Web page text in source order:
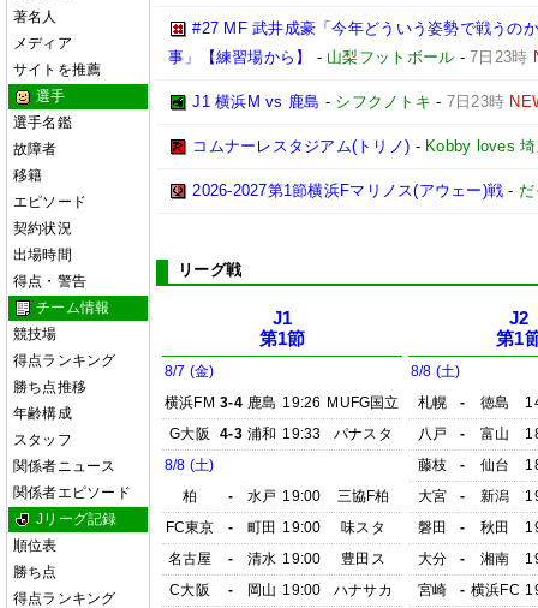
著名人
メディア
サイトを推薦
選手
選手名鑑
故障者
移籍
エピソード
契約状況
出場時間
得点・警告
チーム情報
競技場
得点ランキング
勝ち点推移
年齢構成
スタッフ
関係者ニュース
関係者エピソード
Jリーグ記録
順位表
勝ち点
得点ランキング
#27 MF 武井成豪「今年どういう姿勢で戦うの
事」【練習場から】
- 山梨フットボール -7日23時
J1 横浜M vs 鹿島 - シフクノトキ - 7日23時
コムナーレスタジアム(トリノ) - Kobby loves
2026-2027第1節横浜Fマリノス(アウェー)戦 -
リーグ戦
J1
第1節
8/7 (金)
横浜FM 3-4 鹿島 19:26 MUFG国立
G大阪
4-3 浦和 19:33
パナスタ
8/8 (土)
柏
- 水戸 19:00
三協F柏
FC東京
- 町田 19:00
味スタ
名古屋
- 清水 19:00
豊田ス
C大阪
- 岡山 19:00
ハナサカ
J2
第1
8/8 (土)
札幌
- 徳島
八戸
- 富山
藤枝
- 仙台
大宮
- 新潟
磐田
- 秋田
大分
- 湘南
宮崎
- 横浜FC